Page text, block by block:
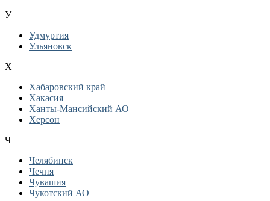
У
Удмуртия
Ульяновск
Х
Хабаровский край
Хакасия
Ханты-Мансийский АО
Херсон
Ч
Челябинск
Чечня
Чувашия
Чукотский АО